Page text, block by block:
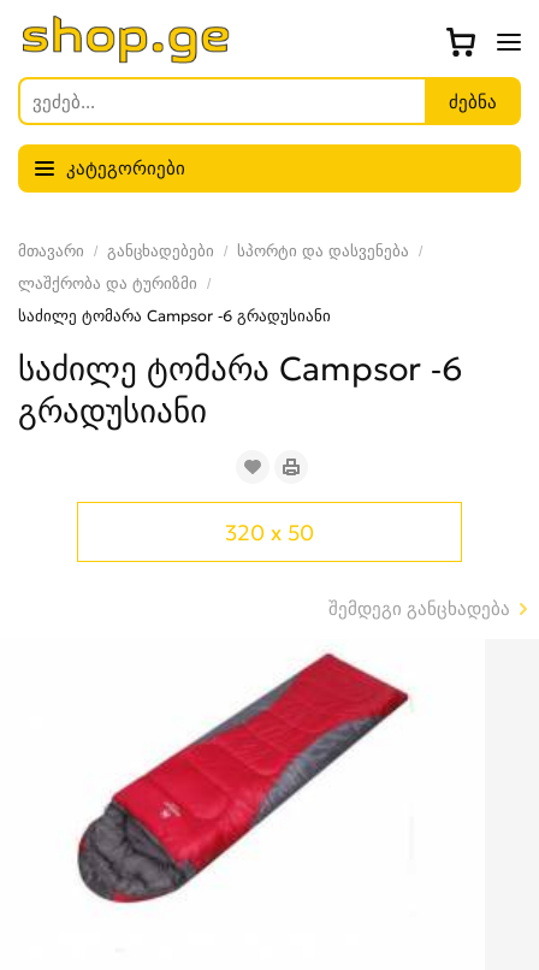
კატეგორიები
მთავარი განცხადებები
სპორტი და დასვენება
ლაშქრობა და ტურიზმი
საძილე ტომარა Campsor -6 გრადუსიანი
საძილე ტომარა Campsor -6
გრადუსიანი
320 x 50
შემდეგი განცხადება